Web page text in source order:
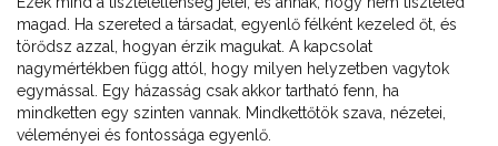
magad. Ha szereted a társadat, egyenlő félként kezeled őt, és
törődsz azzal, hogyan érzik magukat. A kapcsolat
nagymértékben függ attól, hogy milyen helyzetben vagytok
egymással. Egy házasság csak akkor tartható fenn, ha
mindketten egy szinten vannak. Mindkettőtök szava, nézetei,
véleményei és fontossága egyenlő.